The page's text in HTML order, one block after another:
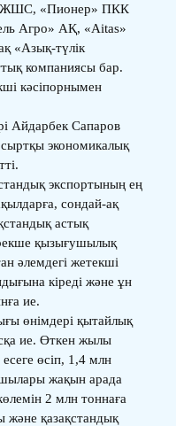
ЖШС, «Пионер» ПКК
Агро» АҚ, «Aitas»
«Азық-түлік
компаниясы бар.
кәсіпорнымен
Айдарбек Сапаров
экономикалық
экспортының ең
сондай-ақ
астық
қызығушылық
әлемдегі жетекші
кіреді және ұн
ие.
өнімдері қытайлық
ие. Өткен жылы
өсіп, 1,4 млн
жақын арада
2 млн тоннаға
және қазақстандық